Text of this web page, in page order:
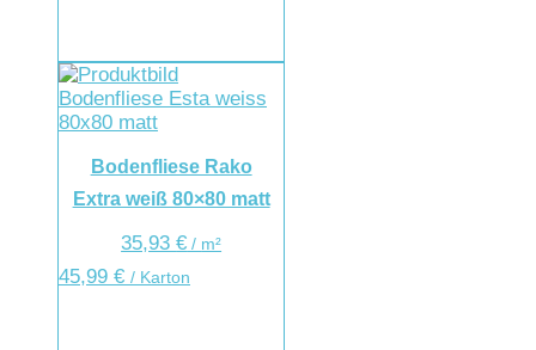
Bodenfliese Rako
Extra weiß 80×80 matt
35,93€ / m²
45,99 € / Karton